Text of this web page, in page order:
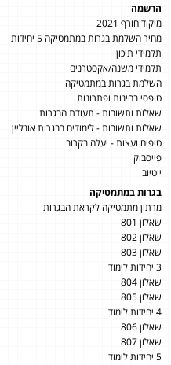
הרשמה
מיקוד חורף 2021
מחיר השלמת בגרות במתמטיקה 5 יחידות
תלמידי תיכון
תלמידי משנה/אקסטרנים
השלמת בגרות במתמטיקה
טופסי בחינות ופתרונות
שאלות ותשובות - תעודת הבגרות
שאלות ותשובות - לימודים בבגרות אונליין
טיפים ועצות - יעלה בקרוב
פייסבוק
יוטיוב
בגרות במתמטיקה
מרתון מתמטיקה לקראת הבגרות
שאלון 801
שאלון 802
שאלון 803
3 יחידות לימוד
שאלון 804
שאלון 805
4 יחידות לימוד
שאלון 806
שאלון 807
5 יחידות לימוד